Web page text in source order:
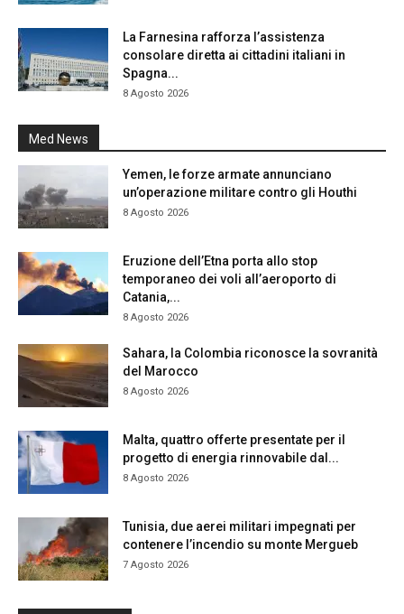
La Farnesina rafforza l’assistenza
consolare diretta ai cittadini italiani in
Spagna...
8 Agosto 2026
Med News
Yemen, le forze armate annunciano
un’operazione militare contro gli Houthi
8 Agosto 2026
Eruzione dell’Etna porta allo stop
temporaneo dei voli all’aeroporto di
Catania,...
8 Agosto 2026
Sahara, la Colombia riconosce la sovranità
del Marocco
8 Agosto 2026
Malta, quattro offerte presentate per il
progetto di energia rinnovabile dal...
8 Agosto 2026
Tunisia, due aerei militari impegnati per
contenere l’incendio su monte Mergueb
7 Agosto 2026